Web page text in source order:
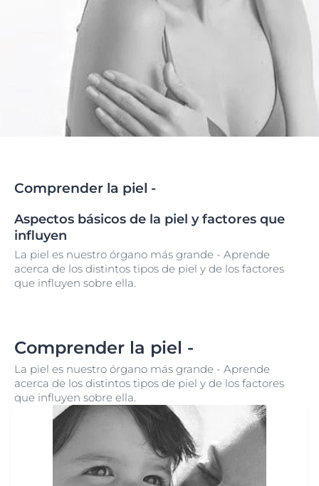
Comprender la piel -
Aspectos básicos de la piel y factores que
influyen
La piel es nuestro órgano más grande - Aprende
acerca de los distintos tipos de piel y de los factores
que influyen sobre ella.
Comprender la piel -
La piel es nuestro órgano más grande - Aprende
acerca de los distintos tipos de piel y de los factores
que influyen sobre ella.